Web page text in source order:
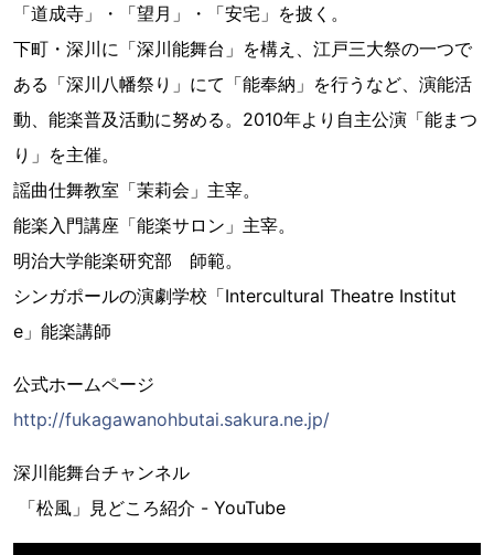
「道成寺」・「望月」・「安宅」を披く。
下町・深川に「深川能舞台」を構え、江戸三大祭の一つで
ある「深川八幡祭り」にて「能奉納」を行うなど、演能活
動、能楽普及活動に努める。2010年より自主公演「能まつ
り」を主催。
謡曲仕舞教室「茉莉会」主宰。
能楽入門講座「能楽サロン」主宰。
明治大学能楽研究部 師範。
シンガポールの演劇学校「Intercultural Theatre Institut
e」能楽講師
公式ホームページ
http://fukagawanohbutai.sakura.ne.jp/
深川能舞台チャンネル
「松風」見どころ紹介 - YouTube